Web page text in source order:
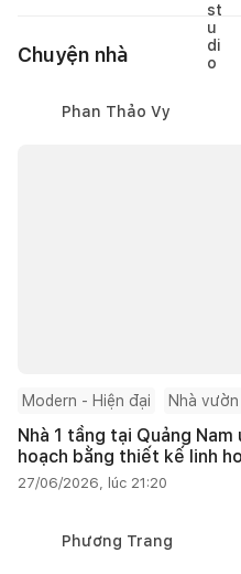
Chuyện nhà
Phan Thảo Vy
Modern - Hiện đại Nhà vườn
Nhà 1 tầng tại Quảng
hoạch bằng thiết kế linh
27/06/2026, lúc 21:20
Phương Trang